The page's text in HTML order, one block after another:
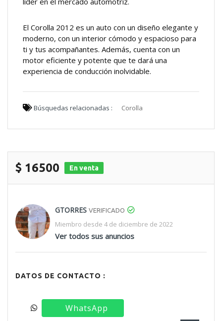
El Corolla 2012 es un auto con un diseño elegante y
moderno, con un interior cómodo y espacioso para
ti y tus acompañantes. Además, cuenta con un
motor eficiente y potente que te dará una
experiencia de conducción inolvidable.
Búsquedas relacionadas : Corolla
$ 16500 En venta
GTORRES VERIFICADO
Miembro desde 4 de diciembre de 2022
Ver todos sus anuncios
DATOS DE CONTACTO :
WhatsApp